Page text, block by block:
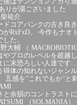
りが湯ございました
祐介
ドコアパンクの古き良
がRxFxD。 今作もナオ
した。
大輔 （
やプロのレベルを超越
に末恐ろしい人達です
得体の知れないジャン
五感を”これでもか”と
と余韻のコントラスト
（SOLMANIA）